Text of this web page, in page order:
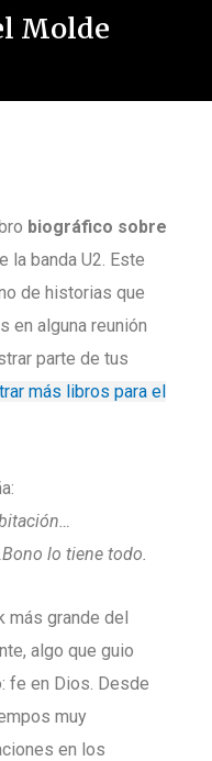
Molde
biográfico sobre
la banda U2. Este
de historias que
en alguna reunión
parte de tus
más libros para el
lo tiene todo.
más grande del
algo que guio
fe en Dios. Desde
muy
en los